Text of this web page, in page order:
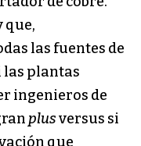
que,
las fuentes de
las plantas
ingenieros de
plusversus si
que